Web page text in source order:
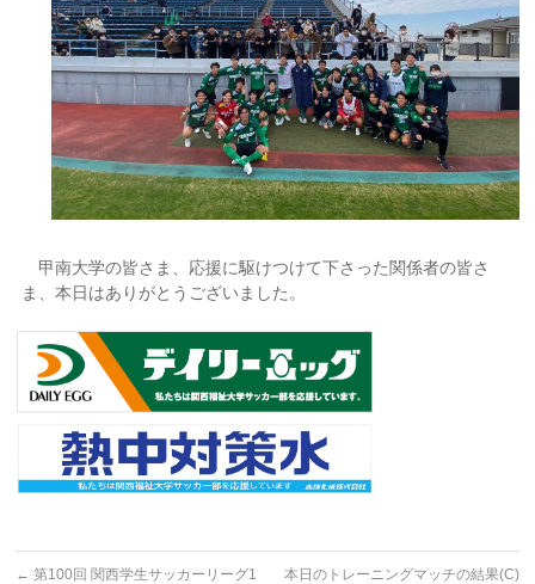
甲南大学の皆さま、応援に駆けつけて下さった関係者の皆さ
ま、本日はありがとうございました。
← 第100回 関西学生サッカーリーグ1
本日のトレーニングマッチの結果(C)